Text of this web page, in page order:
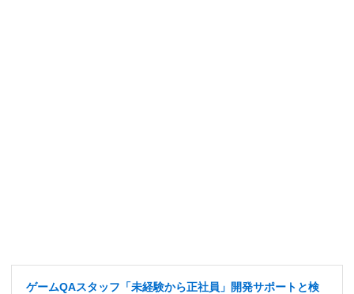
ゲームQAスタッフ「未経験から正社員」開発サポートと検